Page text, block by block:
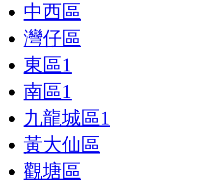
中西區
灣仔區
東區1
南區1
九龍城區1
黃大仙區
觀塘區